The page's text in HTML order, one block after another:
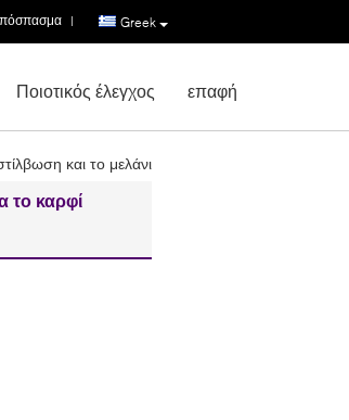
Greek
|
Ποιοτικός έλεγχος επαφή
και το μελάνι
το καρφί